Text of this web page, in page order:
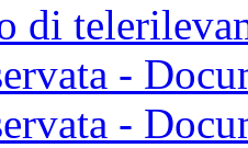
di
-
-